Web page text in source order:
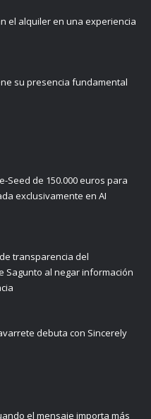
el alquiler en una experiencia
su presencia fundamental
Seed de 150.000 euros para
exclusivamente en AI
transparencia del
Sagunto al negar información
debuta con Sincerely
el mensaje importa más